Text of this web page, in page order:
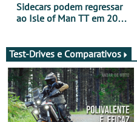
Sidecars podem regressar
ao Isle of Man TT em 2027
Test-Drives e Comparativos